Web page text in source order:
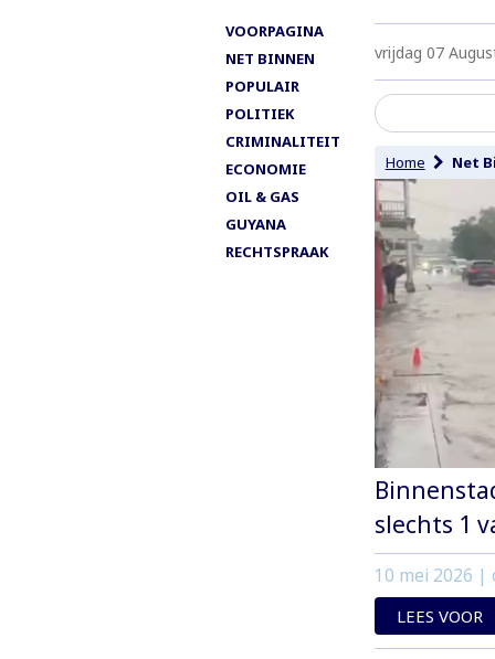
VOORPAGINA
NET BINNEN
POPULAIR
POLITIEK
CRIMINALITEIT
ECONOMIE
OIL & GAS
GUYANA
RECHTSPRAAK
vrijdag 07
Home Net
slechts 1
10 mei 2026 |
LEES VOOR